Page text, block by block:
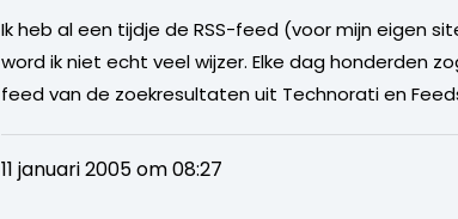
Ik heb al een tijdje de RSS-feed (voor mijn eigen
word ik niet echt veel wijzer. Elke dag honderden
feed van de zoekresultaten uit Technorati en
11 januari 2005 om 08:27